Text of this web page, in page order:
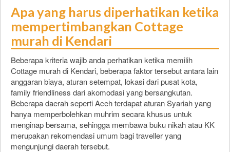
Apa yang harus diperhatikan ketika
mempertimbangkan Cottage
murah di Kendari
Beberapa kriteria wajib anda perhatikan ketika memilih
Cottage murah di Kendari, beberapa faktor tersebut antara lain
anggaran biaya, aturan setempat, lokasi dari pusat kota,
family friendliness dari akomodasi yang bersangkutan.
Beberapa daerah seperti Aceh terdapat aturan Syariah yang
hanya memperbolehkan muhrim secara khusus untuk
menginap bersama, sehingga membawa buku nikah atau KK
merupakan rekomendasi umum bagi traveller yang
mengunjungi daerah tersebut.